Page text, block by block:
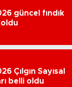
güncel fındık
Çılgın Sayısal
belli oldu